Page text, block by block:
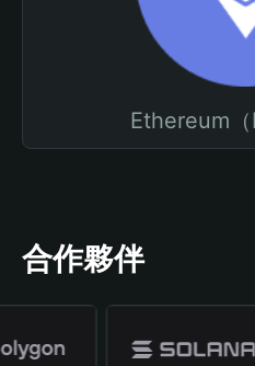
Ethereum
合作夥伴